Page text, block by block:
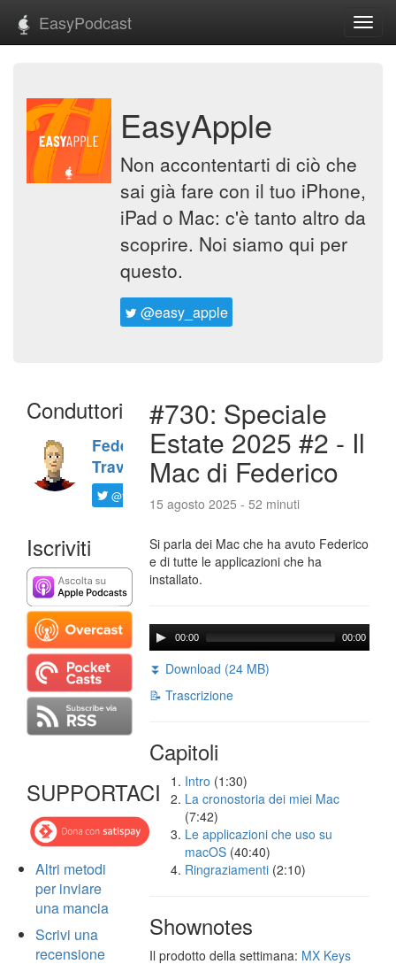
EasyPodcast
EasyApple
Non accontentarti di ciò che
sai già fare con il tuo iPhone,
iPad o Mac: c'è tanto altro da
scoprire. Noi siamo qui per
questo.
@easy_apple
Conduttori
Federico
Travaini
@ftrava
Iscriviti
SUPPORTACI
Altri metodi
per inviare
una mancia
Scrivi una
recensione
#730: Speciale
Estate 2025 #2 - Il
Mac di Federico
15 agosto 2025 - 52 minuti
Si parla dei Mac che ha avuto Federico
e di tutte le applicazioni che ha
installato.
00:00 00:00
⏬ Download (24 MB)
📝 Trascrizione
Capitoli
Intro (1:30)
La cronostoria dei miei Mac
(7:42)
Le applicazioni che uso su
macOS (40:40)
Ringraziamenti (2:10)
Shownotes
Il prodotto della settimana: MX Keys